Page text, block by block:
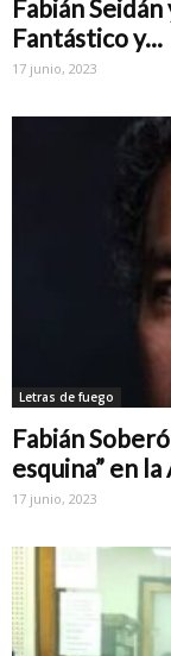
Fabián
Fantástico y...
17 junio, 2023
Letras de fuego
Fabián
esquina” en
17 junio, 2023